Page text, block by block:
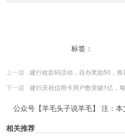
标签：
上一篇
建行收款码活动，自办奖励50，推
下一篇
建行庆祝信用卡用户数突破1亿，
公众号【羊毛头子说羊毛】 注：
相关推荐